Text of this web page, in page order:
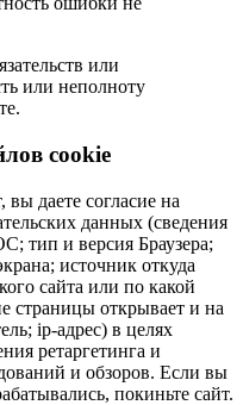
или
или неполноту
cookie
даете согласие на
данных (сведения
тип и версия Браузера;
источник откуда
сайта или по какой
страницы открывает и на
ip-адрес) в целях
ретаргетинга и
и обзоров. Если вы
покиньте сайт.